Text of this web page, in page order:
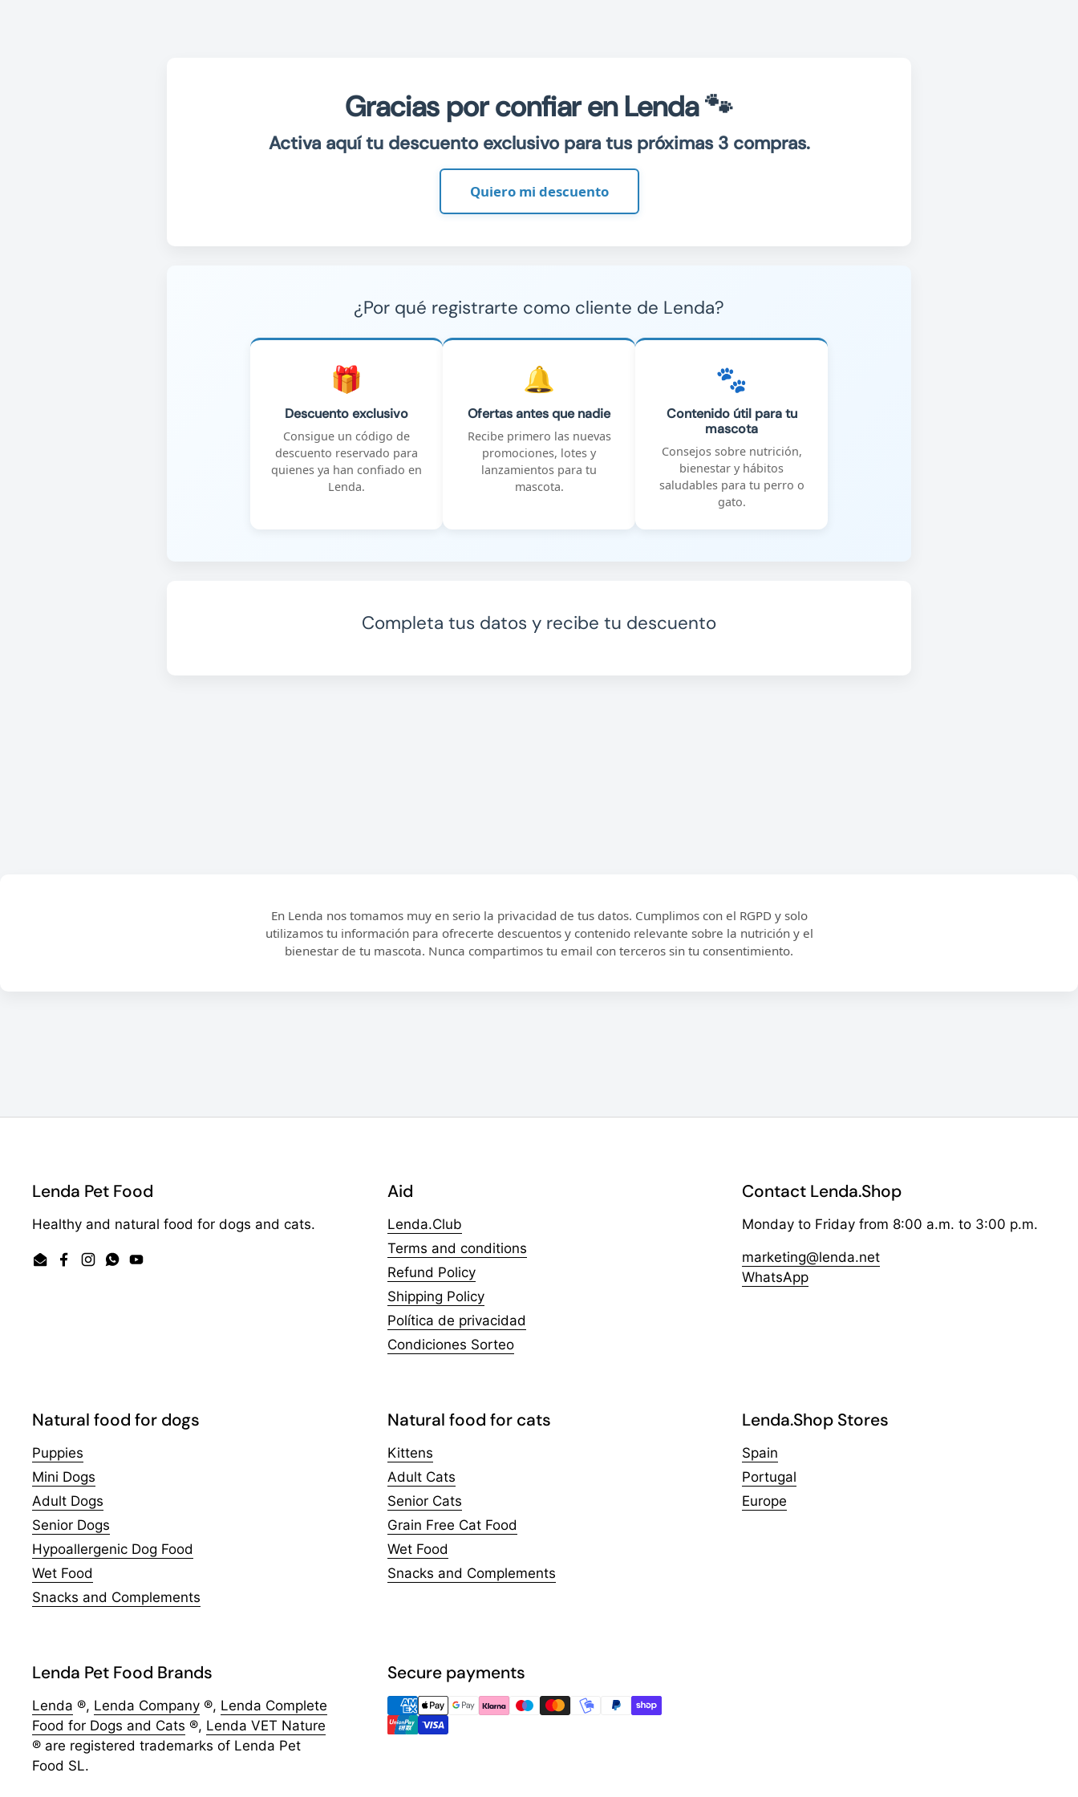
Gracias por confiar en Lenda 🐾
Activa aquí tu descuento exclusivo para tus próximas 3 compras.
Quiero mi descuento
¿Por qué registrarte como cliente de Lenda?
🎁
Descuento exclusivo
Consigue un código de
descuento reservado para
quienes ya han confiado en
Lenda.
🔔
Ofertas antes que nadie
Recibe primero las nuevas
promociones, lotes y
lanzamientos para tu
mascota.
🐾
Contenido útil para tu
mascota
Consejos sobre nutrición,
bienestar y hábitos
saludables para tu perro o
gato.
Completa tus datos y recibe tu descuento
En Lenda nos tomamos muy en serio la privacidad de tus datos. Cumplimos con el RGPD y solo
utilizamos tu información para ofrecerte descuentos y contenido relevante sobre la nutrición y el
bienestar de tu mascota. Nunca compartimos tu email con terceros sin tu consentimiento.
Lenda Pet Food
Healthy and natural food for dogs and cats.
EmailFacebook
Instagram
WhatsApp
YouTube
Aid
Lenda.Club
Terms and conditions
Refund Policy
Shipping Policy
Política de privacidad
Condiciones Sorteo
Contact Lenda.Shop
Monday to Friday from 8:00 a.m. to 3:00 p.m.
marketing@lenda.net
WhatsApp
Natural food for dogs
Puppies
Mini Dogs
Adult Dogs
Senior Dogs
Hypoallergenic Dog Food
Wet Food
Snacks and Complements
Natural food for cats
Kittens
Adult Cats
Senior Cats
Grain Free Cat Food
Wet Food
Snacks and Complements
Lenda.Shop Stores
Spain
Portugal
Europe
Lenda Pet Food Brands
Lenda ®, Lenda Company ®, Lenda Complete
Food for Dogs and Cats ®, Lenda VET Nature
® are registered trademarks of Lenda Pet
Food SL.
Secure payments